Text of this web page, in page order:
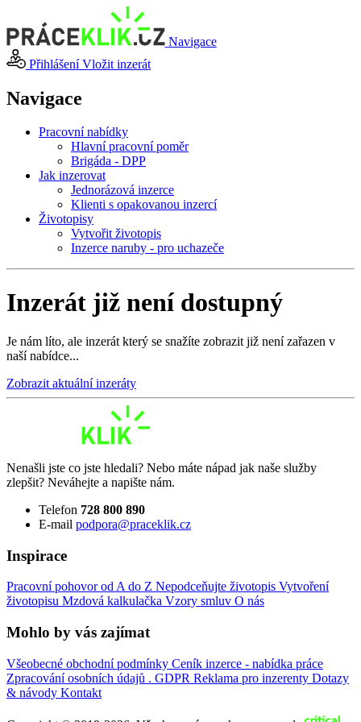
Navigace
PřihlášeníVložit inzerát
Navigace
Pracovní nabídky
Hlavní pracovní poměr
Brigáda - DPP
Jak inzerovat
Jednorázová inzerce
Klienti s opakovanou inzercí
Životopisy
Vytvořit životopis
Inzerce naruby - pro uchazeče
Inzerát již není dostupný
Je nám líto, ale inzerát který se snažíte zobrazit již není zařazen v
naší nabídce...
Zobrazit aktuální inzeráty
Nenašli jste co jste hledali? Nebo máte nápad jak naše služby
zlepšit? Neváhejte a napište nám.
Telefon 728 800 890
E-mail podpora@praceklik.cz
Inspirace
Pracovní pohovor od A do Z Nepodceňujte životopis Vytvoření
životopisu Mzdová kalkulačka Vzory smluv O nás
Mohlo by vás zajímat
Všeobecné obchodní podmínky Ceník inzerce - nabídka práce
Zpracování osobních údajů . GDPR Reklama pro inzerenty Dotazy
& návody Kontakt